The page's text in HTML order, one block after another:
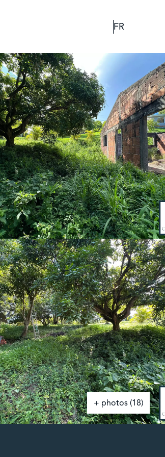
FR
+ photos (18)